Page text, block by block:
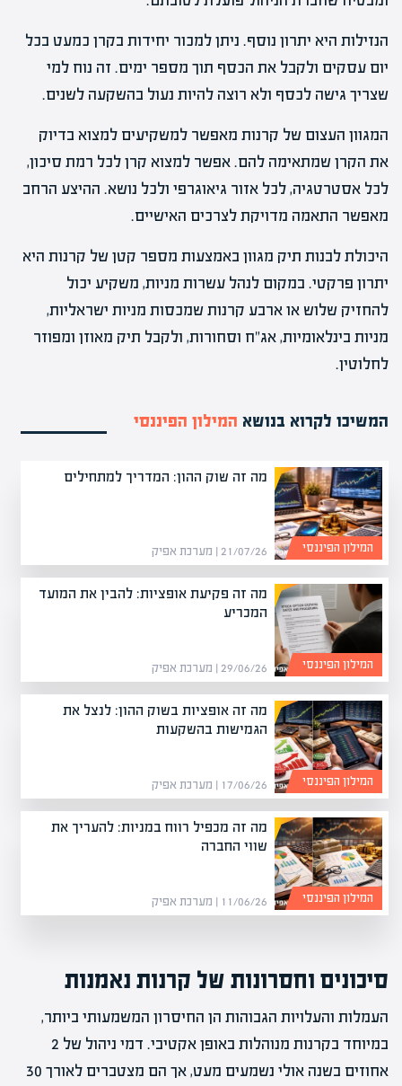
הנזילות היא יתרון נוסף. ניתן למכור יחידות בקרן כמעט בכל
יום עסקים ולקבל את הכסף תוך מספר ימים. זה נוח למי
שצריך גישה לכסף ולא רוצה להיות נעול בהשקעה לשנים.
המגוון העצום של קרנות מאפשר למשקיעים למצוא בדיוק
את הקרן שמתאימה להם. אפשר למצוא קרן לכל רמת סיכון,
לכל אסטרטגיה, לכל אזור גיאוגרפי ולכל נושא. ההיצע הרחב
מאפשר התאמה מדויקת לצרכים האישיים.
היכולת לבנות תיק מגוון באמצעות מספר קטן של קרנות היא
יתרון פרקטי. במקום לנהל עשרות מניות, משקיע יכול
להחזיק שלוש או ארבע קרנות שמכסות מניות ישראליות,
מניות בינלאומיות, אג"ח וסחורות, ולקבל תיק מאוזן ומפוזר
לחלוטין.
המשיכו לקרוא בנושא המילון הפיננסי
מה זה שוק ההון: המדריך למתחילים
21/07/26 | מערכת אפיק המילון הפיננסי
מה זה פקיעת אופציות: להבין את המועד
המכריע
29/06/26 | מערכת אפיק המילון הפיננסי
מה זה אופציות בשוק ההון: לנצל את
הגמישות בהשקעות
17/06/26 | מערכת אפיק המילון הפיננסי
מה זה מכפיל רווח במניות: להעריך את
שווי החברה
11/06/26 | מערכת אפיק המילון הפיננסי
סיכונים וחסרונות של קרנות נאמנות
העמלות והעלויות הגבוהות הן החיסרון המשמעותי ביותר,
במיוחד בקרנות מנוהלות באופן אקטיבי. דמי ניהול של 2
אחוזים בשנה אולי נשמעים מעט, אך הם מצטברים לאורך 30